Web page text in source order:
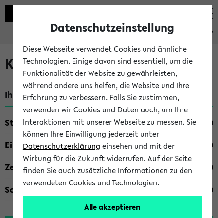
eKVV
Kombisuche im eKVV
Ihre Suchkriterien:
Studienfach
Einrichtung
Zeiten
Sonstiges
Datenschutzeinstellung
Diese Webseite verwendet Cookies und ähnliche
Technologien. Einige davon sind essentiell, um die
Funktionalität der Website zu gewährleisten,
während andere uns helfen, die Website und Ihre
Erfahrung zu verbessern. Falls Sie zustimmen,
verwenden wir Cookies und Daten auch, um Ihre
Interaktionen mit unserer Webseite zu messen. Sie
können Ihre Einwilligung jederzeit unter
Datenschutzerklärung einsehen und mit der
Wirkung für die Zukunft widerrufen. Auf der Seite
finden Sie auch zusätzliche Informationen zu den
verwendeten Cookies und Technologien.
Alle akzeptieren